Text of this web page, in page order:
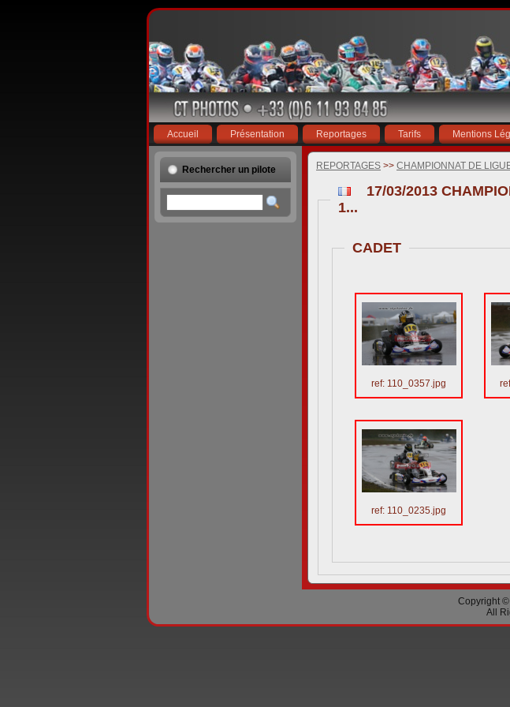
Accueil Présentation Reportages Tarifs Mentions
Rechercher un pilote REPORTAGES >> CHAMPIONNAT DE
17/03/2013
1...
CADET
ref: 110_0357.jpg
ref: 110_0235.jpg
Copyright ©
All